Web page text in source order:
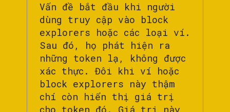
Vấn đề bắt đầu khi người
dùng truy cập vào block
explorers hoặc các loại ví.
Sau đó, họ phát hiện ra
những token lạ, không được
xác thực. Đôi khi ví hoặc
block explorers này thậm
chí còn hiển thị giá trị